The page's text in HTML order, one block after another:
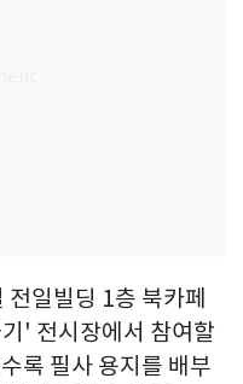
일빌딩 1층 북카페
' 전시장에서 참여할
록 필사 용지를 배부